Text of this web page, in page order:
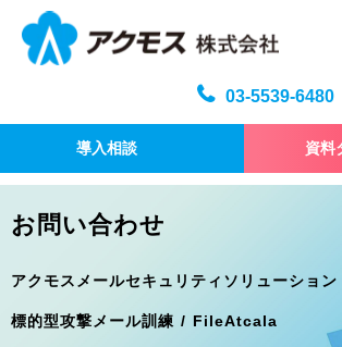
03-5539-6480
導入相談 資料
プラン・料金
よくある質問
お問い合わせ
アクモスメールセキュリティソリューション
標的型攻撃メール訓練 / FileAtcala